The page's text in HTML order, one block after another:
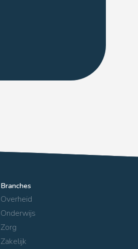
Branches
Overheid
Onderwijs
Zorg
Zakelijk